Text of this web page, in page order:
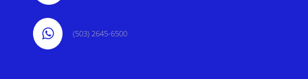
 (503) 2645-6500